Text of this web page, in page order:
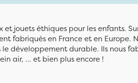
jouets éthiques pour les enfants.
fabriqués en France et en Europe.
développement durable. Ils nous
air, ... et bien plus encore !